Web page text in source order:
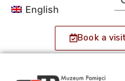
Book a
English